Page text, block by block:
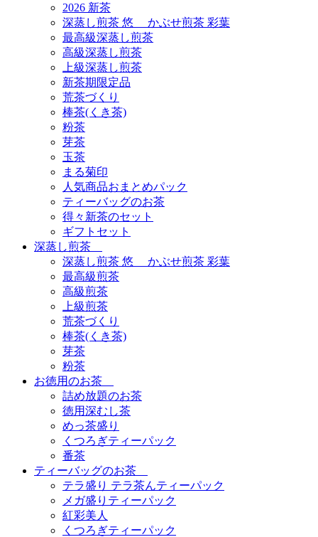
2026 新茶
深蒸し煎茶 悠 かぶせ煎茶 彩葉
最高級深蒸し煎茶
高級深蒸し煎茶
上級深蒸し煎茶
新茶期限定品
荒茶づくり
棒茶(くき茶)
粉茶
芽茶
玉茶
まる菊印
人気商品おまとめパック
ティーバッグのお茶
得々新茶のセット
ギフトセット
深蒸し煎茶
深蒸し煎茶 悠 かぶせ煎茶 彩葉
最高級煎茶
高級煎茶
上級煎茶
荒茶づくり
棒茶(くき茶)
芽茶
粉茶
お徳用のお茶
詰め放題のお茶
徳用深むし茶
めっ茶盛り
くつろぎティーパック
番茶
ティーバッグのお茶
テラ盛り テラ茶んティーパック
メガ盛りティーパック
紅彩美人
くつろぎティーパック